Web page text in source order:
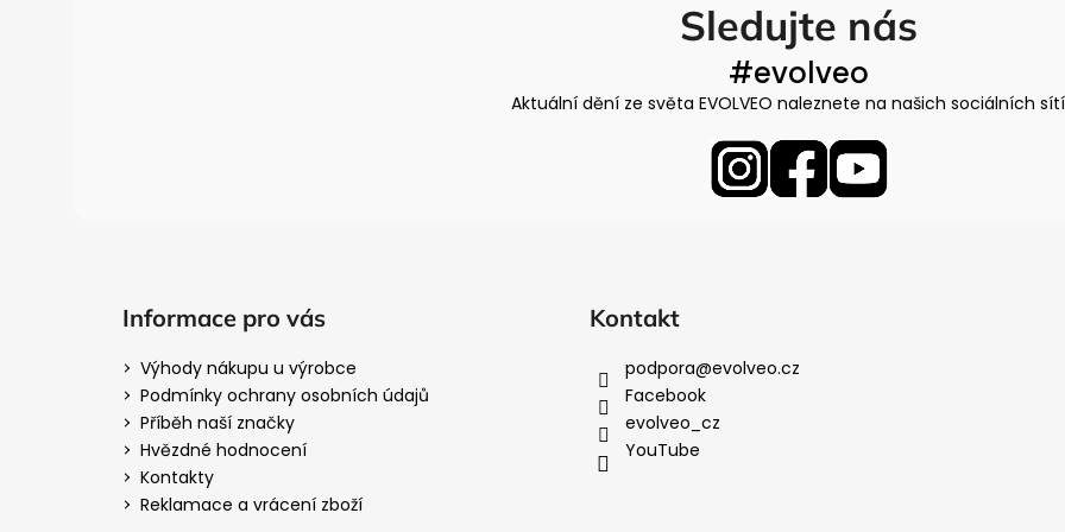
Sledujte nás
#evolveo
Aktuální dění ze světa EVOLVEO naleznete na našich sociálních
Informace pro vás
Výhody nákupu u výrobce
Podmínky ochrany osobních údajů
Příběh naší značky
Hvězdné hodnocení
Kontakty
Reklamace a vrácení zboží
Kontakt
podpora@evolveo.cz
Facebook
evolveo_cz
YouTube